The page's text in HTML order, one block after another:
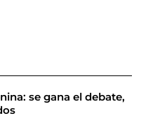
se gana el debate,